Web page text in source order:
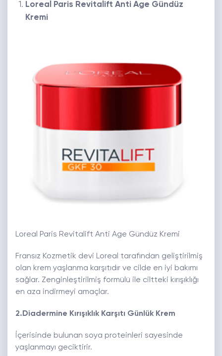
Loreal Paris Revitalift Anti Age Gündüz
Kremi
Loreal Paris Revitalift Anti Age Gündüz Kremi
Fransız Kozmetik devi Loreal tarafından geliştirilmiş
olan krem yaşlanma karşıtıdır ve cilde en iyi bakımı
sağlar. Zenginleştirilmiş formülü ile ciltteki kırışıklığı
en aza indirmeyi amaçlar.
2.Diadermine Kırışıklık Karşıtı Günlük Krem
İçerisinde bulunan soya proteinleri sayesinde
yaşlanmayı geciktirir.